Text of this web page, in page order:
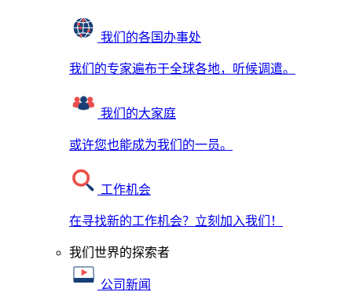
我们的各国办事处
我们的专家遍布于全球各地，听候调遣。
我们的大家庭
或许您也能成为我们的一员。
工作机会
在寻找新的工作机会？立刻加入我们！
我们世界的探索者
公司新闻